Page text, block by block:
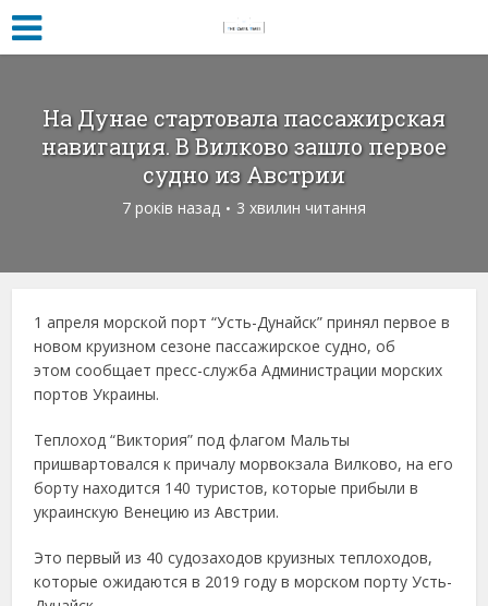
На Дунае стартовала пассажирская
навигация. В Вилково зашло первое
судно из Австрии
7 років назад 3 хвилин читання
1 апреля морской порт “Усть-Дунайск” принял первое в
новом круизном сезоне пассажирское судно, об
этом сообщает пресс-служба Администрации морских
портов Украины.
Теплоход “Виктория” под флагом Мальты
пришвартовался к причалу морвокзала Вилково, на его
борту находится 140 туристов, которые прибыли в
украинскую Венецию из Австрии.
Это первый из 40 судозаходов круизных теплоходов,
которые ожидаются в 2019 году в морском порту Усть-